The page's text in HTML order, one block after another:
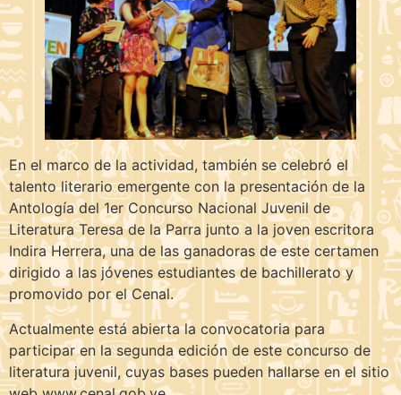
En el marco de la actividad, también se celebró el
talento literario emergente con la presentación de la
Antología del 1er Concurso Nacional Juvenil de
Literatura Teresa de la Parra junto a la joven escritora
Indira Herrera, una de las ganadoras de este certamen
dirigido a las jóvenes estudiantes de bachillerato y
promovido por el Cenal.
Actualmente está abierta la convocatoria para
participar en la segunda edición de este concurso de
literatura juvenil, cuyas bases pueden hallarse en el sitio